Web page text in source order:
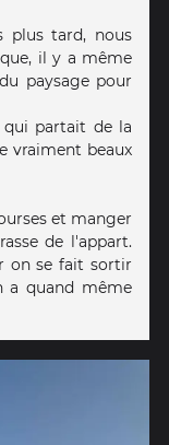
plus tard, nous
il y a même
paysage pour
qui partait de la
vraiment beaux
et manger
de l'appart.
on se fait sortir
a quand même